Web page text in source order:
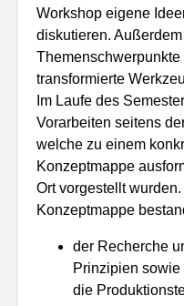
Workshop eigene
diskutieren.
transformierte
Im Laufe des
Vorarbeiten seitens
welche zu einem
Konzeptmappe
Ort vorgestellt
Konzeptmappe
der Recherche
Prinzipien
die